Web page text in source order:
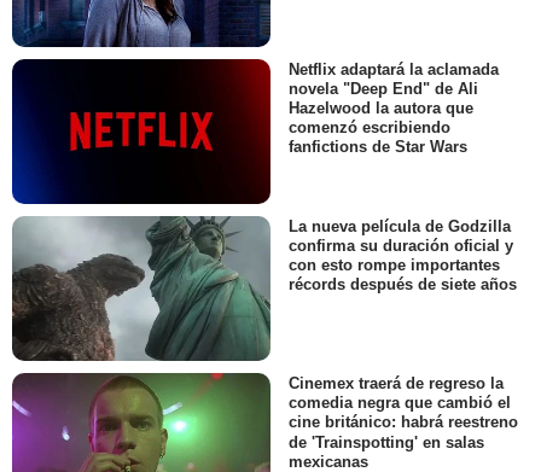
Netflix adaptará la aclamada
novela "Deep End" de Ali
Hazelwood la autora que
comenzó escribiendo
fanfictions de Star Wars
La nueva película de Godzilla
confirma su duración oficial y
con esto rompe importantes
récords después de siete años
Cinemex traerá de regreso la
comedia negra que cambió el
cine británico: habrá reestreno
de 'Trainspotting' en salas
mexicanas